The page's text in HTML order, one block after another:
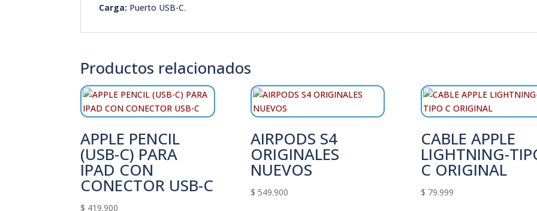
Carga: Puerto USB-C.
Productos relacionados
APPLE PENCIL
(USB-C) PARA
IPAD CON
CONECTOR USB-C
$ 419.900
AIRPODS S4
ORIGINALES
NUEVOS
$ 549.900
CABLE APPLE
LIGHTNING-
C ORIGINAL
$ 79.999